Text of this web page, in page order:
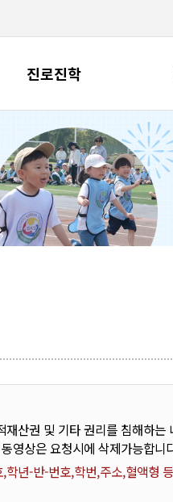
진로진학
산권 및 기타 권리를 침해하
영상은 요청시에 삭제가능합니
년-반-번호,학번,주소,혈액형